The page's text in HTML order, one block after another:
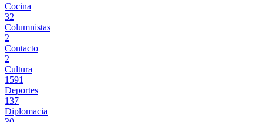
Cocina
32
Columnistas
2
Contacto
2
Cultura
1591
Deportes
137
Diplomacia